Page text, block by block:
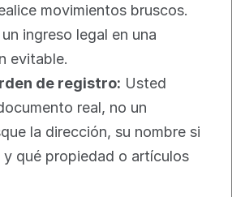
movimientos bruscos.
ingreso legal en una
evitable.
de registro: Usted
real, no un
la dirección, su nombre si
y qué propiedad o artículos